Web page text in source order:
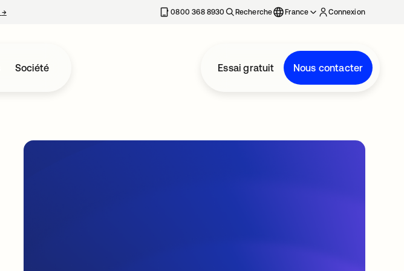
→s’ouvre dans un nouvel onglet 0800 368 8930 Recherche France Connexion
Société Essai gratuit Nous contacter